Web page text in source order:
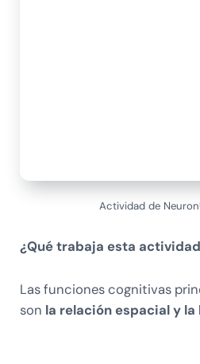
Actividad de
¿Qué trabaja esta
Las funciones cognitivas
son la relación espacial y